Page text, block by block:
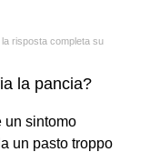
risposta completa su
la pancia?
un sintomo
un pasto troppo